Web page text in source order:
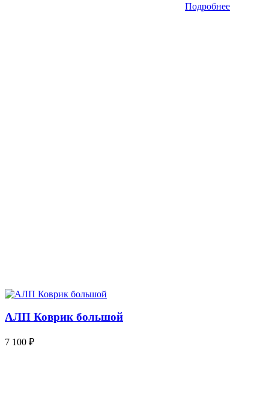
Подробнее
АЛП Коврик большой
7 100 ₽